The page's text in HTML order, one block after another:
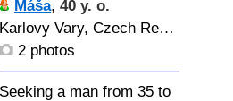
Máša, 40 y. o.
Karlovy Vary, Czech Republic
2 photos
Seeking a man from 35 to